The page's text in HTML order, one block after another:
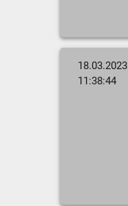
18.03.2023
11:38:44